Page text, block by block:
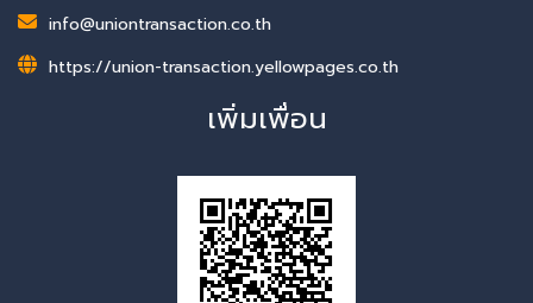
info@uniontransaction.co.th
https://union-transaction.yellowpages.co.th
เพิ่มเพื่อน